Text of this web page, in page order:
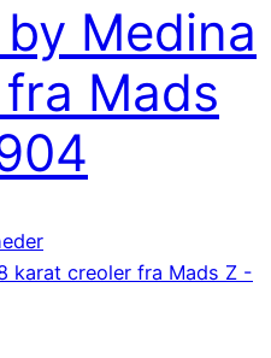
Medina
Mads